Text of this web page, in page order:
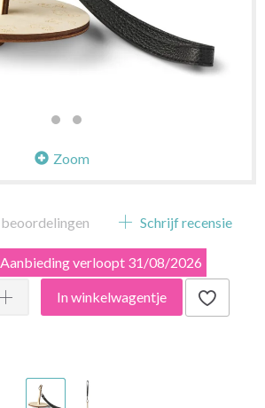
Zoom
beoordelingen Schrijf recensie
Aanbieding verloopt 31/08/2026
In winkelwagentje